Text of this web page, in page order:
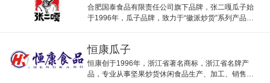
合肥国泰食品有限责任公司旗下品牌，张二嘎瓜子始
于1996年，瓜子品牌，致力于“徽派炒货”系列产品研
恒康瓜子
恒康创于1996年，浙江省著名商标，浙江省名牌产
品，专业从事坚果炒货休闲食品生产、加工、销售的